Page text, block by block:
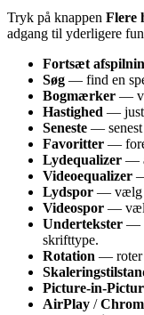
Tryk på knappen Flere
adgang til yderligere
Fortsæt
Søg — find en
Bogmærker —
Hastighed —
Seneste — senest
Favoritter —
Lydequalizer —
Videoequalizer
Lydspor — vælg
Videospor —
Undertekster —
skrifttype.
Rotation — roter
Picture-in-
AirPlay /